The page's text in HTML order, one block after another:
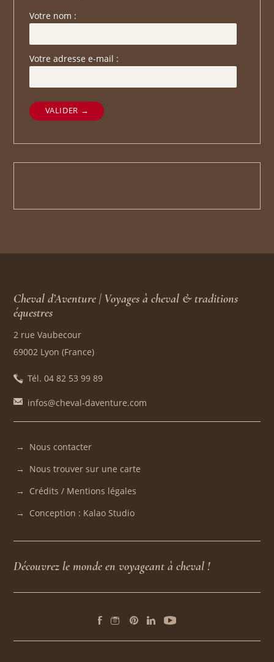
Votre nom :
Votre adresse e-mail :
VALIDER →
Cheval d’Aventure | Voyages à cheval & traditions
équestres
2 rue Vaubecour
69002 Lyon (France)
Tél. 04 82 53 99 89
infos@cheval-daventure.com
Nous contacter
Nous trouver sur une carte
Crédits / Mentions légales
Conception : Kalao Studio
Découvrez le monde en voyageant à cheval !